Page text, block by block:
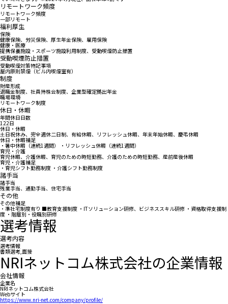
リモートワーク頻度
リモートワーク頻度
一部リモート
福利厚生
保険
健康保険、労災保険、厚生年金保険、雇用保険
健康・医療
提携保養施設・スポーツ施設利用制度、受動喫煙防止措置
受動喫煙防止措置
受動喫煙対策特記事項
屋内原則禁煙（ビル内喫煙室有）
制度
財産形成
退職金制度、社員持株会制度、企業型確定拠出年金
職場環境
リモートワーク制度
休日・休暇
年間休日日数
122日
休日・休暇
土日祝休み、完全週休二日制、有給休暇、リフレッシュ休暇、年末年始休暇、慶弔休暇
休日・休暇補足
・暑中休暇（連続1週間） ・リフレッシュ休暇（連続1週間）
育児・介護
育児休暇、介護休暇、育児のための時短勤務、介護のための時短勤務、産前産後休暇
育児・介護補足
・育児シフト勤務制度 ・介護シフト勤務制度
諸手当
諸手当
残業手当、通勤手当、住宅手当
その他
その他補足
・準社宅制度有り ■教育支援制度 ・ITソリューション研修、ビジネススキル研修 ・資格取得支援制
度 ・階層別・役職別研修
選考情報
選考内容
選考情報
書類選考,面接
NRIネットコム株式会社の企業情報
会社情報
企業名
NRIネットコム株式会社
Webサイト
https://www.nri-net.com/company/profile/